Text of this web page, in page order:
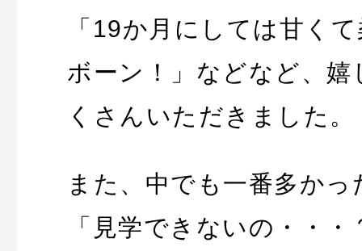
「19か月にしては甘く
ボーン！」などなど、嬉
くさんいただきました。
また、中でも一番多か
「見学できないの・・